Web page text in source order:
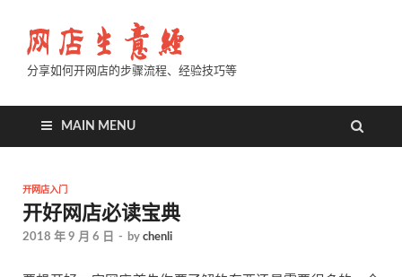
分享如何开网店的步骤流程、经验技巧等
MAIN MENU
开网店入门
开好网店必读宝典
2018 年 9 月 6 日 - by chenli